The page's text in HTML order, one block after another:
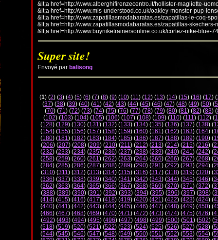
&lt;a href=http://www.alberghifirenzecentro.it/hollister-magliette-
&lt;a href=http://www.mis-understood.co.uk/oakley-monster-pup-
&lt;a href=http://www.zapatillasmodabaratas.es/zapatillas-le-coq-
&lt;a href=http://www.zapatillasmodabaratas.es/zapatillas-
&lt;a href=http://www.buyniketrainersonline.co.uk/cortez-nike-blue-
Super site!
Envoyé par balisong
(1) (2) (3) (4) (5) (6) (7) (8) (9) (10) (11) (12) (13) (14) (15) (16) (17) (
(37) (38) (39) (40) (41) (42) (43) (44) (45) (46) (47) (48) (49) (50) (
(70) (71) (72) (73) (74) (75) (76) (77) (78) (79) (80) (81) (82) (83) (
(102) (103) (104) (105) (106) (107) (108) (109) (110) (111) (112) (
(128) (129) (130) (131) (132) (133) (134) (135) (136) (137) (138) (
(154) (155) (156) (157) (158) (159) (160) (161) (162) (163) (164) (
(180) (181) (182) (183) (184) (185) (186) (187) (188) (189) (190) (
(206) (207) (208) (209) (210) (211) (212) (213) (214) (215) (216) (
(232) (233) (234) (235) (236) (237) (238) (239) (240) (241) (242) (
(258) (259) (260) (261) (262) (263) (264) (265) (266) (267) (268) (
(284) (285) (286) (287) (288) (289) (290) (291) (292) (293) (294) (
(310) (311) (312) (313) (314) (315) (316) (317) (318) (319) (320) (
(336) (337) (338) (339) (340) (341) (342) (343) (344) (345) (346) (
(362) (363) (364) (365) (366) (367) (368) (369) (370) (371) (372) (
(388) (389) (390) (391) (392) (393) (394) (395) (396) (397) (398) (
(414) (415) (416) (417) (418) (419) (420) (421) (422) (423) (424) (
(440) (441) (442) (443) (444) (445) (446) (447) (448) (449) (450) (
(466) (467) (468) (469) (470) (471) (472) (473) (474) (475) (476) (
(492) (493) (494) (495) (496) (497) (498) (499) (500) (501) (502) (
(518) (519) (520) (521) (522) (523) (524) (525) (526) (527) (528) (
(544) (545) (546) (547) (548) (549) (550) (551) (552) (553) (554) (